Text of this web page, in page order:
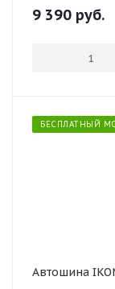
9 390 руб.
БЕСПЛАТНЫЙ
Автошина